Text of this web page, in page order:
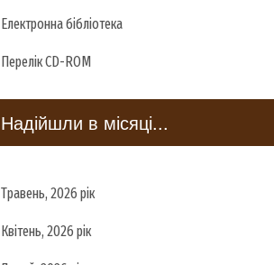
Електронна бібліотека
Перелік CD-ROM
Надійшли в місяці...
Травень, 2026 рік
Квітень, 2026 рік